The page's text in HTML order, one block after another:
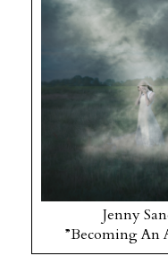
Jenny
”Becoming An